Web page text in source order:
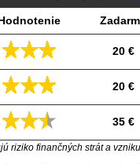
20 €
20 €
35 €
riziko finančných strát a